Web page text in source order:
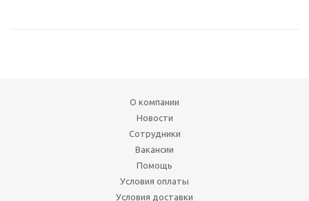
О компании
Новости
Сотрудники
Вакансии
Помощь
Условия оплаты
Условия доставки